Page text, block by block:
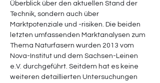
Überblick über den aktuellen Stand der
Technik, sondern auch über
Marktpotenziale und -risiken. Die beiden
letzten umfassenden Marktanalysen zum
Thema Naturfasern wurden 2013 vom
Nova-Institut und dem Sachsen-Leinen
e.V. durchgeführt. Seitdem hat es keine
weiteren detaillierten Untersuchungen